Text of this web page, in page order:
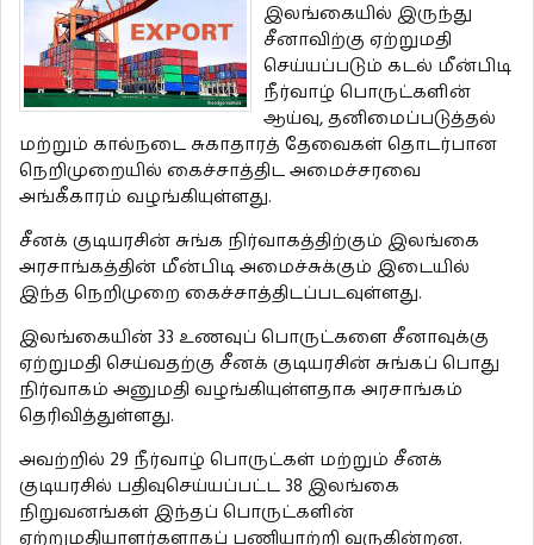
இலங்கையில் இருந்து
சீனாவிற்கு ஏற்றுமதி
செய்யப்படும் கடல் மீன்பிடி
நீர்வாழ் பொருட்களின்
ஆய்வு, தனிமைப்படுத்தல்
மற்றும் கால்நடை சுகாதாரத் தேவைகள் தொடர்பான
நெறிமுறையில் கைச்சாத்திட அமைச்சரவை
அங்கீகாரம் வழங்கியுள்ளது.
சீனக் குடியரசின் சுங்க நிர்வாகத்திற்கும் இலங்கை
அரசாங்கத்தின் மீன்பிடி அமைச்சுக்கும் இடையில்
இந்த நெறிமுறை கைச்சாத்திடப்படவுள்ளது.
இலங்கையின் 33 உணவுப் பொருட்களை சீனாவுக்கு
ஏற்றுமதி செய்வதற்கு சீனக் குடியரசின் சுங்கப் பொது
நிர்வாகம் அனுமதி வழங்கியுள்ளதாக அரசாங்கம்
தெரிவித்துள்ளது.
அவற்றில் 29 நீர்வாழ் பொருட்கள் மற்றும் சீனக்
குடியரசில் பதிவுசெய்யப்பட்ட 38 இலங்கை
நிறுவனங்கள் இந்தப் பொருட்களின்
ஏற்றுமதியாளர்களாகப் பணியாற்றி வருகின்றன.